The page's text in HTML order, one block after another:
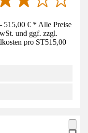
515,00 € * Alle Preise
und ggf. zzgl.
pro ST515,00